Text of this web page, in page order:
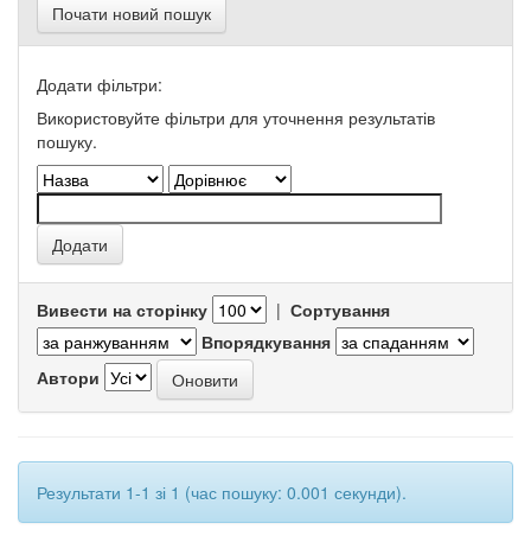
Почати новий пошук
Додати фільтри:
Використовуйте фільтри для уточнення результатів
пошуку.
Вивести на сторінку | Сортування
Впорядкування
Автори
Результати 1-1 зі 1 (час пошуку: 0.001 секунди).